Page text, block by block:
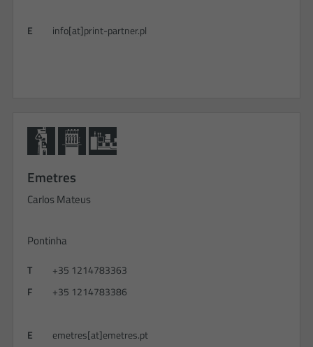
E info[at]print-partner.pl
Emetres
Carlos Mateus
Pontinha
T
+35 1214783363
F
+35 1214783386
E emetres[at]emetres.pt